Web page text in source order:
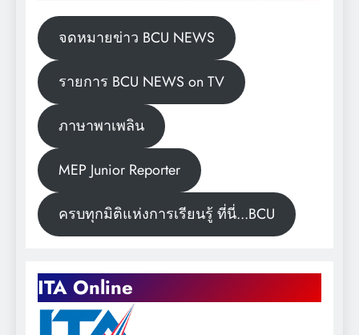
จดหมายข่าว BCU NEWS
รายการ BCU NEWS on TV
ภาษาพาเพลิน
MEP Junior Reporter
ครบทุกมิติแห่งการเรียนรู้ ที่นี่...BCU
ITA Online